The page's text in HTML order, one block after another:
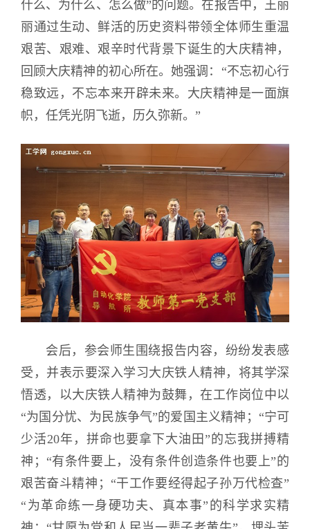
什么、为什么、怎么做”的问题。在报告中，王丽
丽通过生动、鲜活的历史资料带领全体师生重温
艰苦、艰难、艰辛时代背景下诞生的大庆精神，
回顾大庆精神的初心所在。她强调：“不忘初心行
稳致远，不忘本来开辟未来。大庆精神是一面旗
帜，任凭光阴飞逝，历久弥新。”
会后，参会师生围绕报告内容，纷纷发表感
受，并表示要深入学习大庆铁人精神，将其学深
悟透，以大庆铁人精神为鼓舞，在工作岗位中以
“为国分忧、为民族争气”的爱国主义精神；“宁可
少活20年，拼命也要拿下大油田”的忘我拼搏精
神；“有条件要上，没有条件创造条件也要上”的
艰苦奋斗精神；“干工作要经得起子孙万代检查”
“为革命练一身硬功夫、真本事”的科学求实精